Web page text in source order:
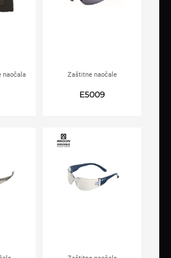
naočala
Zaštitne naočale
zatamljene
E5009